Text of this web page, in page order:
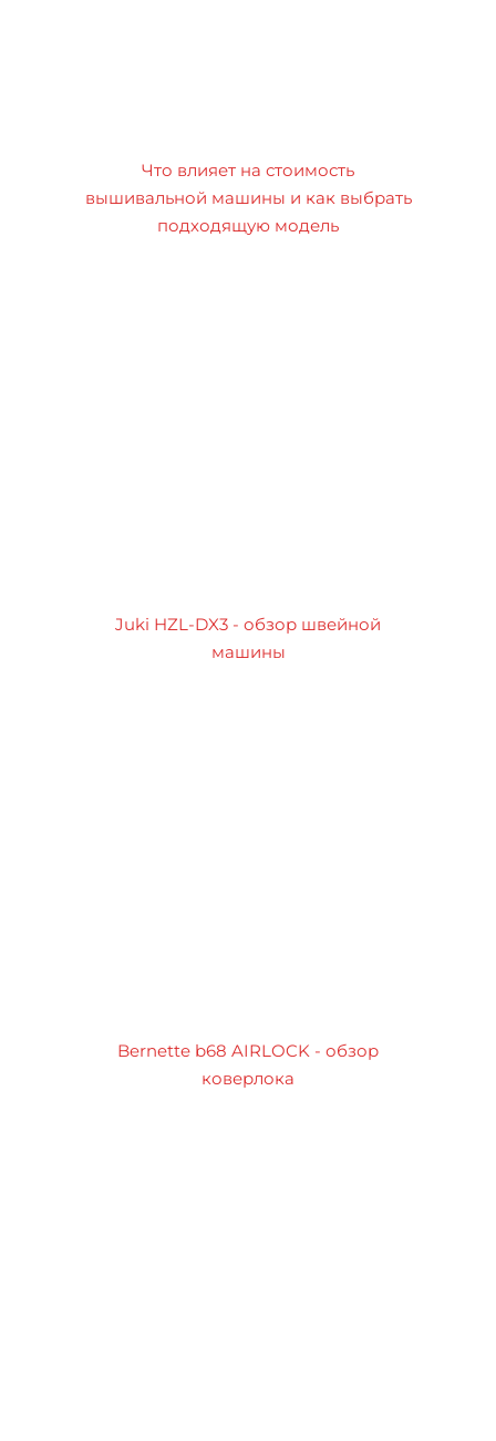
Что влияет на стоимость
вышивальной машины и как выбрать
подходящую модель
Juki HZL-DX3 - обзор швейной
машины
Bernette b68 AIRLOCK - обзор
коверлока